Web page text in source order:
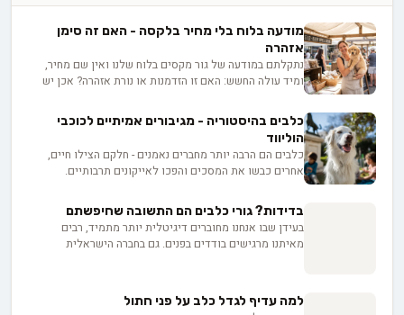
מודעה בלוח בלי מחיר בלקסה - האם זה סימן
אזהרה
נתקלתם במודעה של גור מקסים בלוח שלנו ואין שם מחיר,
ומיד עולה החשש: האם זו הזדמנות או נורת אזהרה? אכן יש
הבית לכלב, בין אם למכירה ובין אם לאימוץ, ועד למחיר
שמשתנה בין גורים באותה מלטה. בפועל השאלה היא לא רק
כמה זה עולה, אלא כמה שקיפות המפרסם מוכן להציע
כשמבקשים ממנו פרטים.
כלבים בהיסטוריה - מגיבורים אמיתיים לכוכבי
הוליווד
כלבים הם הרבה יותר מחברים נאמנים - חלקם הצילו חיים,
אחרים כבשו את המסכים והפכו לאייקונים תרבותיים.
הקולנוע שגנבו את הלב, אספנו עבורכם את הסיפורים
המרגשים ביותר על הכלבים שעשו היסטוריה.
בדידות? גורי כלבים הם התשובה שחיפשתם
בעידן שבו אנחנו מחוברים דיגיטלית יותר מתמיד, רבים
מאיתנו מרגישים בודדים בפנים. גם בחברה הישראלית
וההשפעות הפסיכולוגיות שלהם ממלאים את הריק ומפחיתים
מתח אמיתי.
למה עדיף לגדל כלב על פני חתול